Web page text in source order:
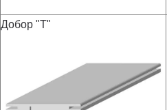
Добор "Т"